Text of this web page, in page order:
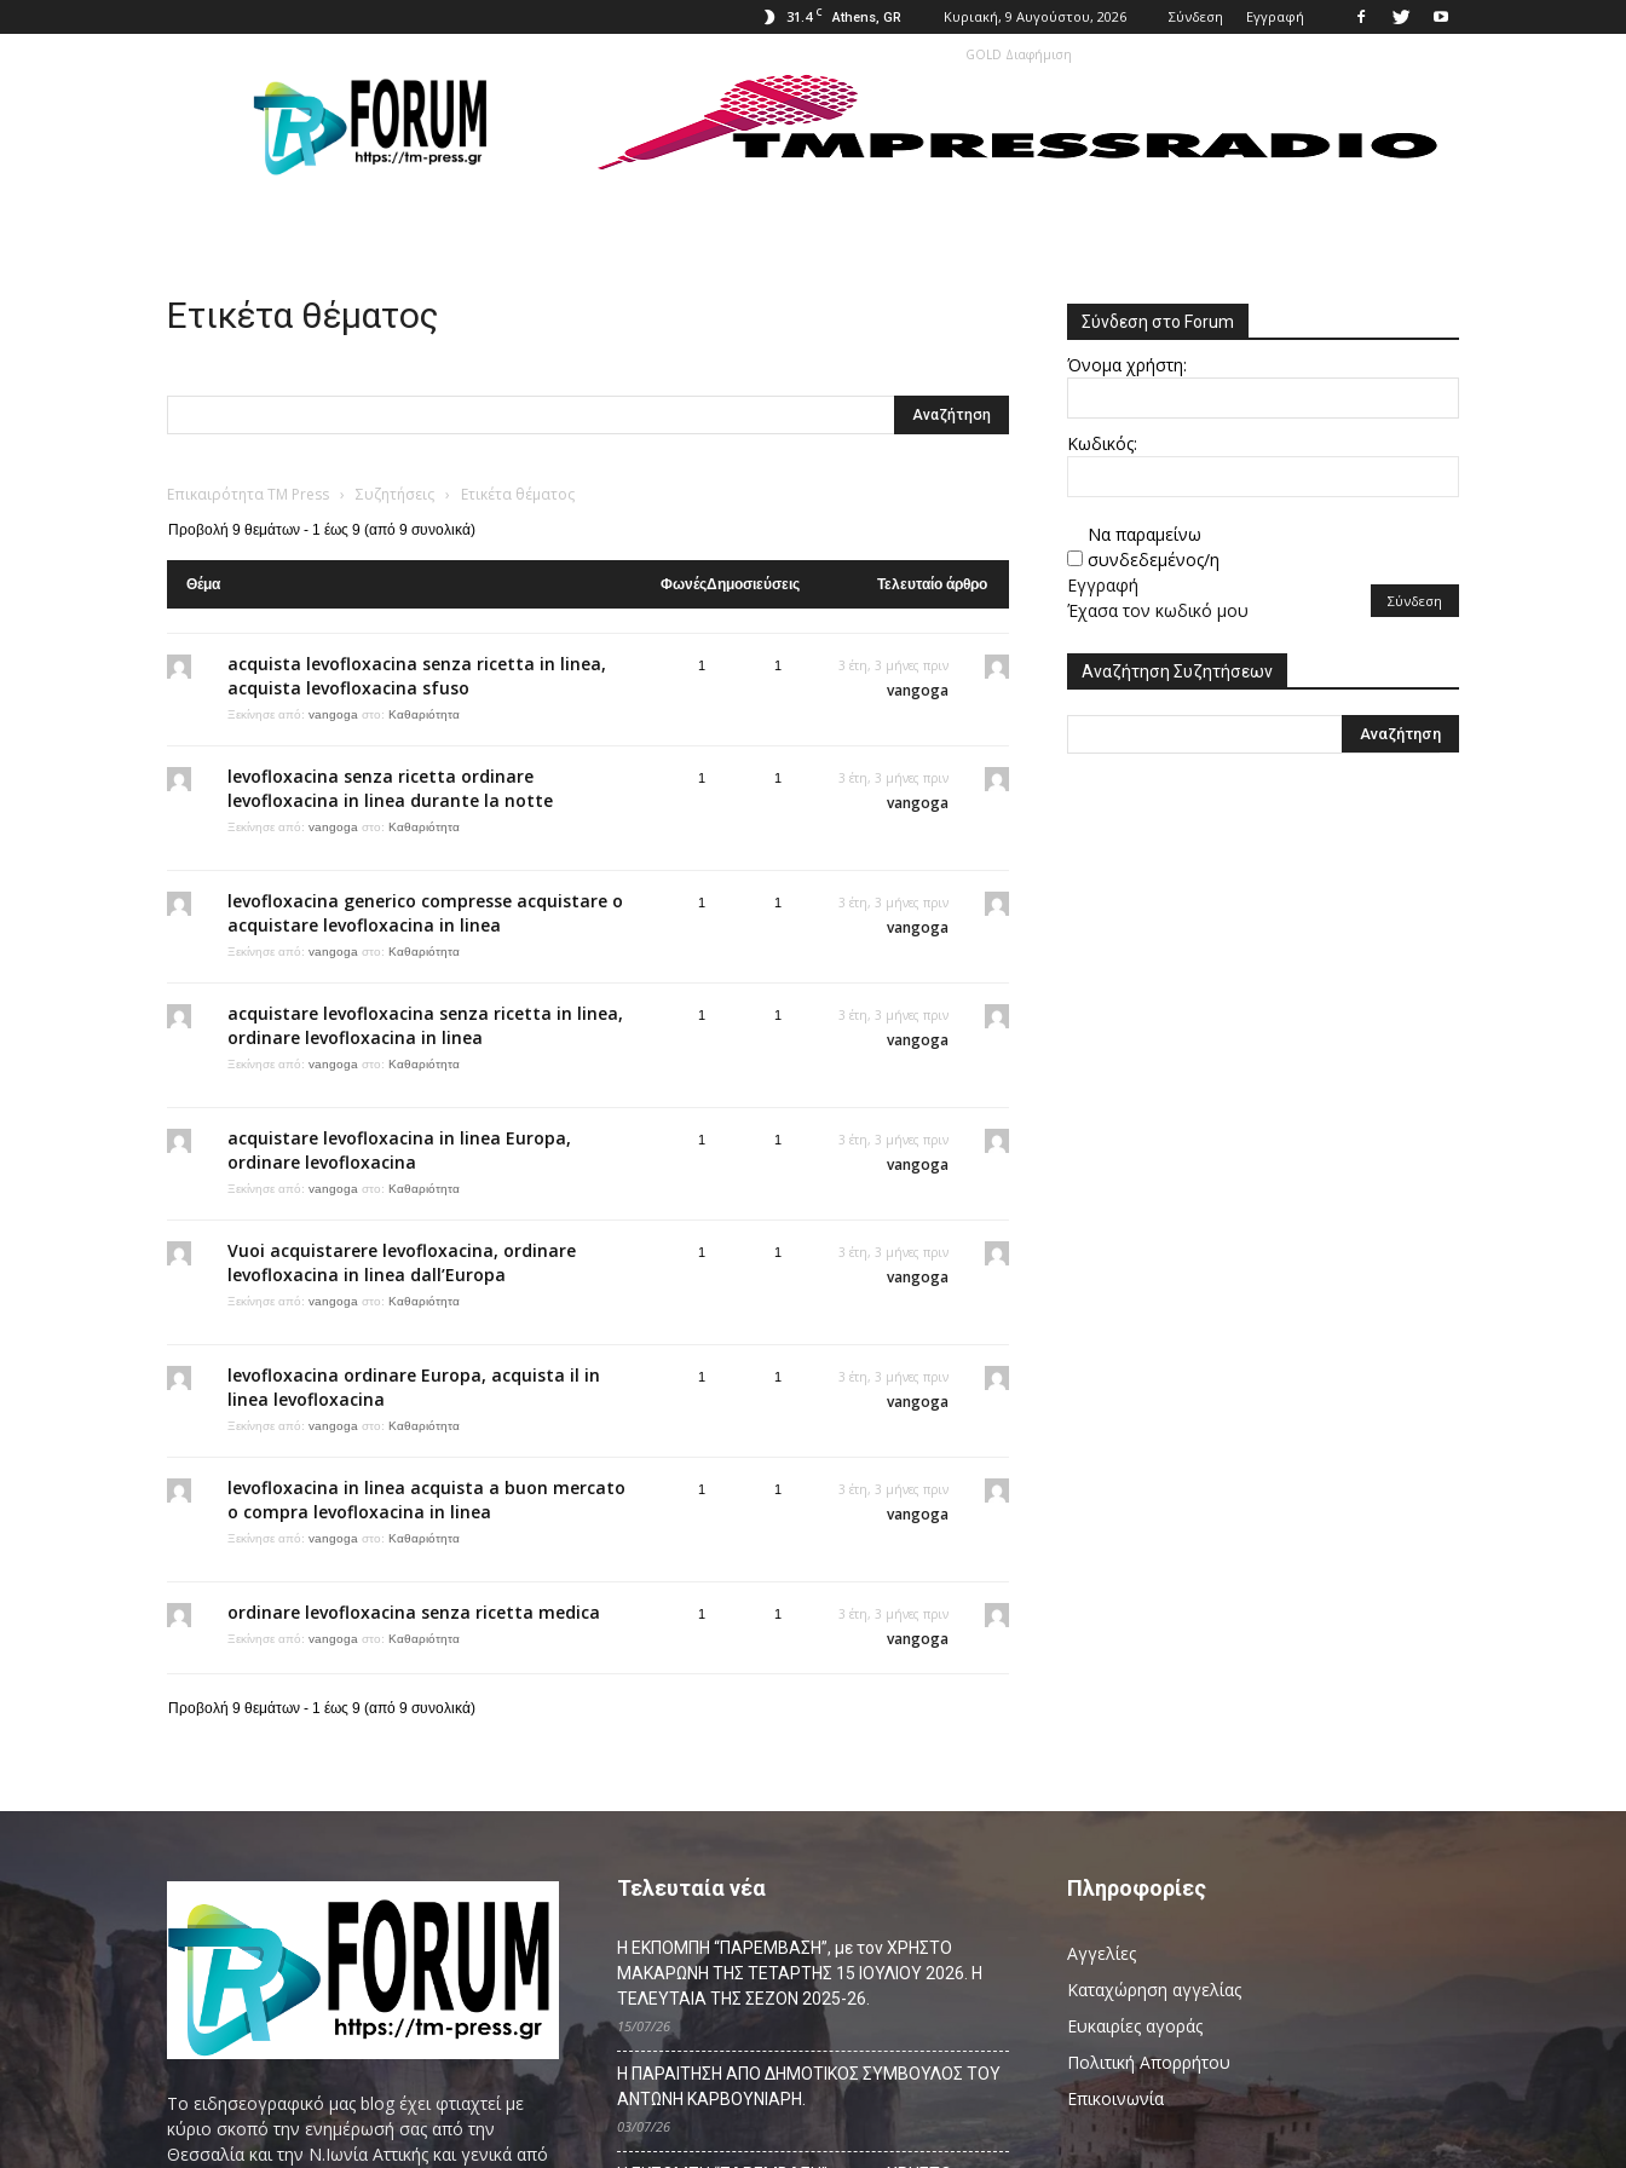
31.4 C Athens, GR Κυριακή, 9 Αυγούστου, 2026 Σύνδεση Εγγραφή
Press
GOLD Διαφήμιση
Ετικέτα θέματος
Επικαιρότητα TM Press › Συζητήσεις › Ετικέτα θέματος
Προβολή 9 θεμάτων - 1 έως 9 (από 9 συνολικά)
Θέμα ΦωνέςΔημοσιεύσεις Τελευταίο άρθρο
acquista levofloxacina senza ricetta in linea,
acquista levofloxacina sfuso
Ξεκίνησε από: vangoga στο: Καθαριότητα
1 1 3 έτη, 3 μήνες πριν
vangoga
levofloxacina senza ricetta ordinare
levofloxacina in linea durante la notte
Ξεκίνησε από: vangoga στο: Καθαριότητα
1 1 3 έτη, 3 μήνες πριν
vangoga
levofloxacina generico compresse acquistare o
acquistare levofloxacina in linea
Ξεκίνησε από: vangoga στο: Καθαριότητα
1 1 3 έτη, 3 μήνες πριν
vangoga
acquistare levofloxacina senza ricetta in linea,
ordinare levofloxacina in linea
Ξεκίνησε από: vangoga στο: Καθαριότητα
1 1 3 έτη, 3 μήνες πριν
vangoga
acquistare levofloxacina in linea Europa,
ordinare levofloxacina
Ξεκίνησε από: vangoga στο: Καθαριότητα
1 1 3 έτη, 3 μήνες πριν
vangoga
Vuoi acquistarere levofloxacina, ordinare
levofloxacina in linea dall’Europa
Ξεκίνησε από: vangoga στο: Καθαριότητα
1 1 3 έτη, 3 μήνες πριν
vangoga
levofloxacina ordinare Europa, acquista il in
linea levofloxacina
Ξεκίνησε από: vangoga στο: Καθαριότητα
1 1 3 έτη, 3 μήνες πριν
vangoga
levofloxacina in linea acquista a buon mercato
o compra levofloxacina in linea
Ξεκίνησε από: vangoga στο: Καθαριότητα
1 1 3 έτη, 3 μήνες πριν
vangoga
ordinare levofloxacina senza ricetta medica
Ξεκίνησε από: vangoga στο: Καθαριότητα
1 1 3 έτη, 3 μήνες πριν
vangoga
Προβολή 9 θεμάτων - 1 έως 9 (από 9 συνολικά)
Σύνδεση στο Forum
Όνομα χρήστη:
Κωδικός:
Να παραμείνω
συνδεδεμένος/η
Σύνδεση
Εγγραφή
Έχασα τον κωδικό μου
Αναζήτηση Συζητήσεων
Το ειδησεογραφικό μας blog έχει φτιαχτεί με
κύριο σκοπό την ενημέρωσή σας από την
Θεσσαλία και την Ν.Ιωνία Αττικής και γενικά από
Τελευταία νέα
Η ΕΚΠΟΜΠΗ “ΠΑΡΕΜΒΑΣΗ”, με τον ΧΡΗΣΤΟ
ΜΑΚΑΡΩΝΗ ΤΗΣ ΤΕΤΑΡΤΗΣ 15 ΙΟΥΛΙΟΥ 2026. Η
ΤΕΛΕΥΤΑΙΑ ΤΗΣ ΣΕΖΟΝ 2025-26.
15/07/26
Η ΠΑΡΑΙΤΗΣΗ ΑΠΟ ΔΗΜΟΤΙΚΟΣ ΣΥΜΒΟΥΛΟΣ ΤΟΥ
ΑΝΤΩΝΗ ΚΑΡΒΟΥΝΙΑΡΗ.
03/07/26
Πληροφορίες
Αγγελίες
Καταχώρηση αγγελίας
Ευκαιρίες αγοράς
Πολιτική Απορρήτου
Επικοινωνία